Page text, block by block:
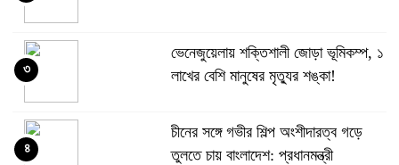
ভেনেজুয়েলায় শক্তিশালী জোড়া ভূমিকম্প, ১
লাখের বেশি মানুষের মৃত্যুর শঙ্কা!
৩
চীনের সঙ্গে গভীর শিল্প অংশীদারত্ব গড়ে
তুলতে চায় বাংলাদেশ: প্রধানমন্ত্রী
৪